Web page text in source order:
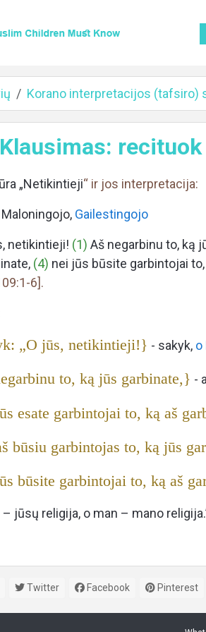
Korano interpretacijos (tafsiro)
„Netikintieji“ ir jos interpretacija:
Gailestingojo
netikintieji! (1) Aš negarbinu to, ką
(4) nei jūs būsite garbintojai
6].
„O jūs, netikintieji!} - sakyk, o
to, ką jūs garbinate,} -
esate garbintojai to, ką aš
būsiu garbintojas to, ką jūs
būsite garbintojai to, ką aš
jūsų religija, o man – mano
Twitter Facebook Pinterest